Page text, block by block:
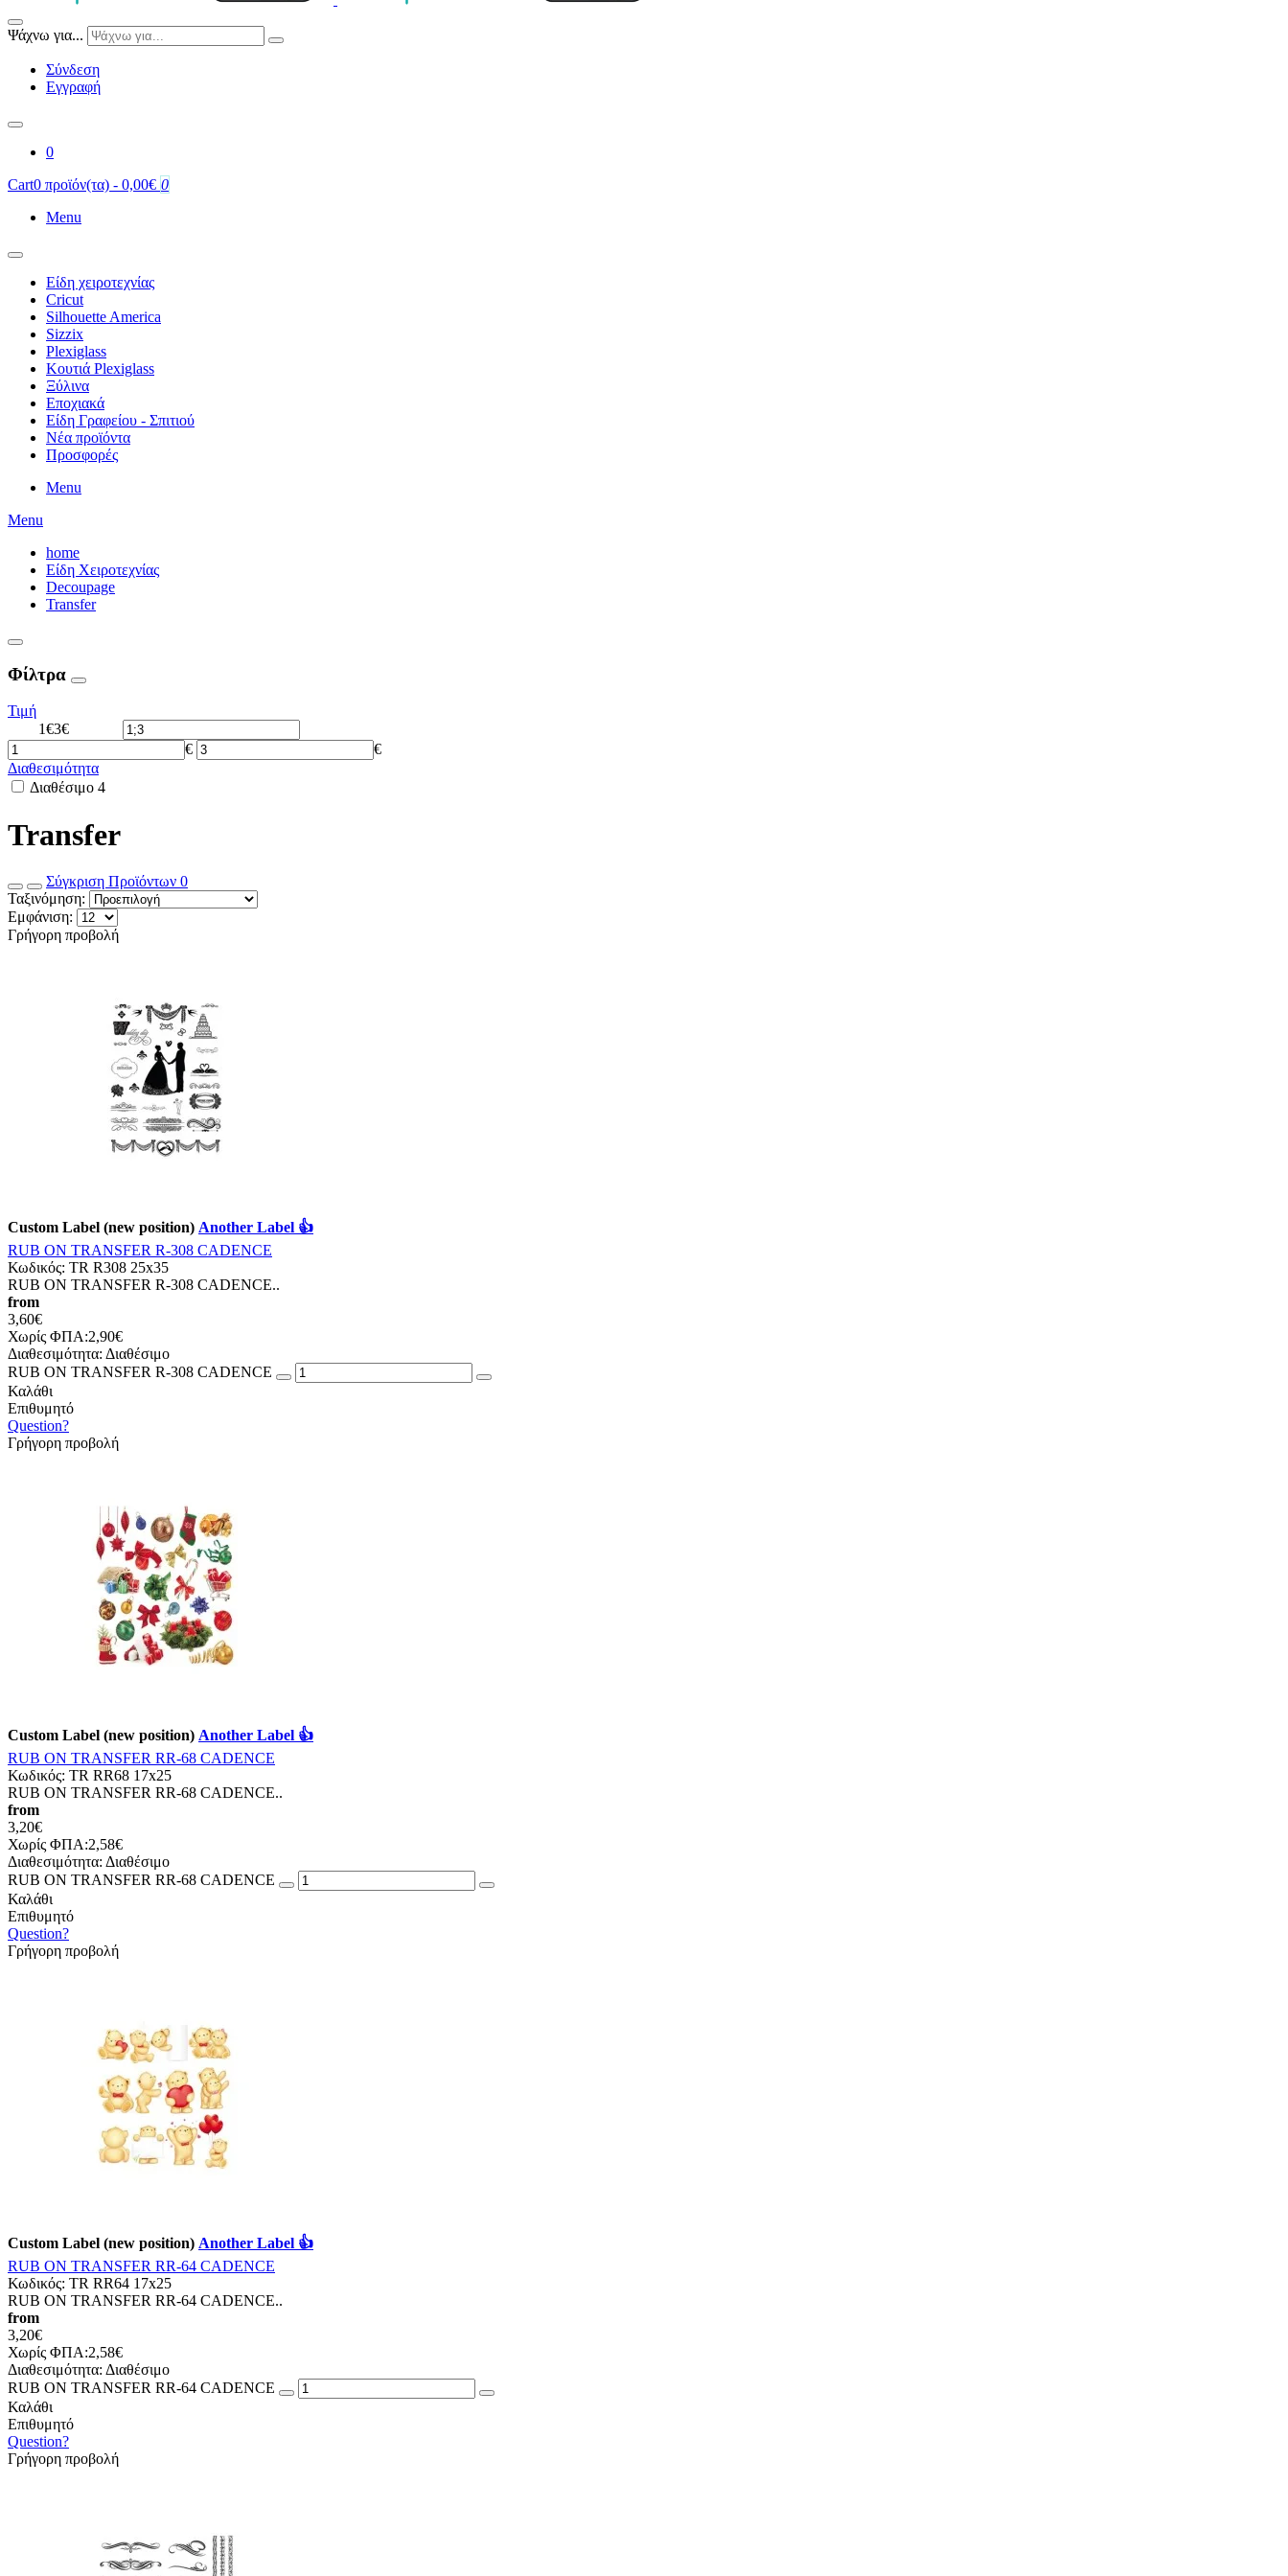
Ψάχνω για...
Σύνδεση
Εγγραφή
0
Cart0 προϊόν(τα) - 0,00€ 0
Menu
Είδη χειροτεχνίας
Cricut
Silhouette America
Sizzix
Plexiglass
Κουτιά Plexiglass
Ξύλινα
Εποχιακά
Είδη Γραφείου - Σπιτιού
Νέα προϊόντα
Προσφορές
Menu
Menu
home
Είδη Χειροτεχνίας
Decoupage
Transfer
Φίλτρα
Τιμή
1€3€
€
€
Διαθεσιμότητα
Διαθέσιμο 4
Transfer
Σύγκριση Προϊόντων 0
Ταξινόμηση:
Εμφάνιση:
Γρήγορη προβολή
Custom Label (new position) Another Label 👍
RUB ON TRANSFER R-308 CADENCE
Κωδικός: TR R308 25x35
RUB ON TRANSFER R-308 CADENCE..
from
3,60€
Χωρίς ΦΠΑ:2,90€
Διαθεσιμότητα: Διαθέσιμο
RUB ON TRANSFER R-308 CADENCE
Καλάθι
Επιθυμητό
Question?
Γρήγορη προβολή
Custom Label (new position) Another Label 👍
RUB ON TRANSFER RR-68 CADENCE
Κωδικός: TR RR68 17x25
RUB ON TRANSFER RR-68 CADENCE..
from
3,20€
Χωρίς ΦΠΑ:2,58€
Διαθεσιμότητα: Διαθέσιμο
RUB ON TRANSFER RR-68 CADENCE
Καλάθι
Επιθυμητό
Question?
Γρήγορη προβολή
Custom Label (new position) Another Label 👍
RUB ON TRANSFER RR-64 CADENCE
Κωδικός: TR RR64 17x25
RUB ON TRANSFER RR-64 CADENCE..
from
3,20€
Χωρίς ΦΠΑ:2,58€
Διαθεσιμότητα: Διαθέσιμο
RUB ON TRANSFER RR-64 CADENCE
Καλάθι
Επιθυμητό
Question?
Γρήγορη προβολή